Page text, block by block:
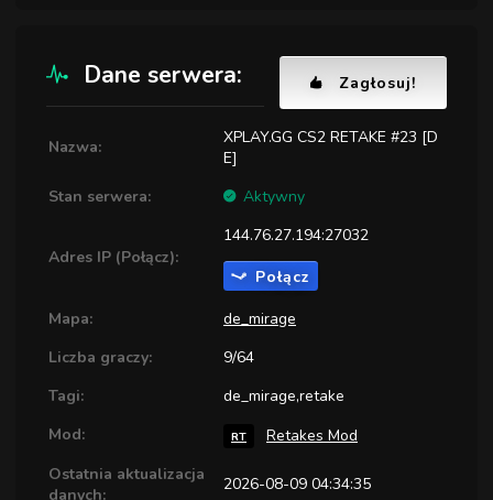
Dane serwera: Zagłosuj!
Nazwa:
XPLAY.GG CS2 RETAKE #23 [D
E]
Stan serwera:
Aktywny
Adres IP (Połącz):
144.76.27.194:27032
Połącz
Mapa:
de_mirage
Liczba graczy:
9/64
Tagi:
de_mirage,retake
Mod:
RT
Retakes Mod
Ostatnia aktualizacja
danych:
2026-08-09 04:34:35